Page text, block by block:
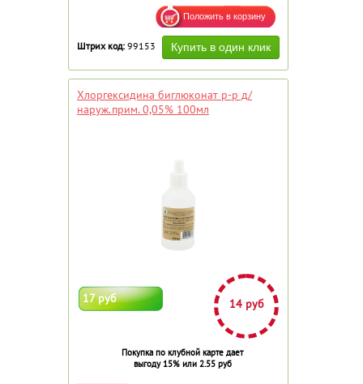
Штрих код: 99153
Хлоргексидина биглюконат р-р д/
наруж.прим. 0,05% 100мл
17 руб 14 руб
Покупка по клубной карте дает
выгоду 15% или 2.55 руб